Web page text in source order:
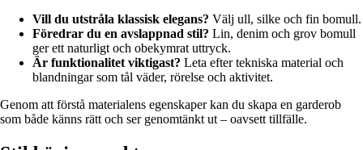
Vill du utstråla klassisk elegans? Välj ull, silke och fin bomull.
Föredrar du en avslappnad stil? Lin, denim och grov bomull
ger ett naturligt och obekymrat uttryck.
Är funktionalitet viktigast? Leta efter tekniska material och
blandningar som tål väder, rörelse och aktivitet.
Genom att förstå materialens egenskaper kan du skapa en garderob
som både känns rätt och ser genomtänkt ut – oavsett tillfälle.